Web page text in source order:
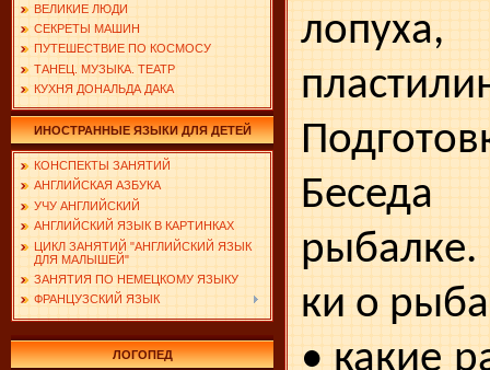
ВЕЛИКИЕ ЛЮДИ
СЕКРЕТЫ МАШИН
ПУТЕШЕСТВИЕ ПО КОСМОСУ
ТАНЕЦ. МУЗЫКА. ТЕАТР
КУХНЯ ДОНАЛЬДА ДАКА
ИНОСТРАННЫЕ ЯЗЫКИ ДЛЯ ДЕТЕЙ
КОНСПЕКТЫ ЗАНЯТИЙ
АНГЛИЙСКАЯ АЗБУКА
УЧУ АНГЛИЙСКИЙ
АНГЛИЙСКИЙ ЯЗЫК В КАРТИНКАХ
ЦИКЛ ЗАНЯТИЙ "АНГЛИЙСКИЙ ЯЗЫК
ДЛЯ МАЛЫШЕЙ"
ЗАНЯТИЯ ПО НЕМЕЦКОМУ ЯЗЫКУ
ФРАНЦУЗСКИЙ ЯЗЫК
ЛОГОПЕД
лопуха,
ки о
• какие